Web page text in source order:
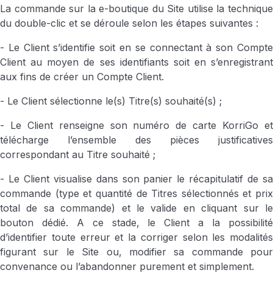
La commande sur la e-boutique du Site utilise la technique
du double-clic et se déroule selon les étapes suivantes :
- Le Client s’identifie soit en se connectant à son Compte
Client au moyen de ses identifiants soit en s’enregistrant
aux fins de créer un Compte Client.
- Le Client sélectionne le(s) Titre(s) souhaité(s) ;
- Le Client renseigne son numéro de carte KorriGo et
télécharge l’ensemble des pièces justificatives
correspondant au Titre souhaité ;
- Le Client visualise dans son panier le récapitulatif de sa
commande (type et quantité de Titres sélectionnés et prix
total de sa commande) et le valide en cliquant sur le
bouton dédié. A ce stade, le Client a la possibilité
d’identifier toute erreur et la corriger selon les modalités
figurant sur le Site ou, modifier sa commande pour
convenance ou l’abandonner purement et simplement.